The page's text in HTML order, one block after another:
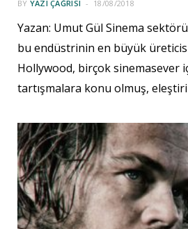
BY YAZI ÇAĞRISI 18/08/2018
Yazan: Umut Gül Sinema
bu endüstrinin en büyük
Hollywood, birçok sinemasever
tartışmalara konu olmuş,